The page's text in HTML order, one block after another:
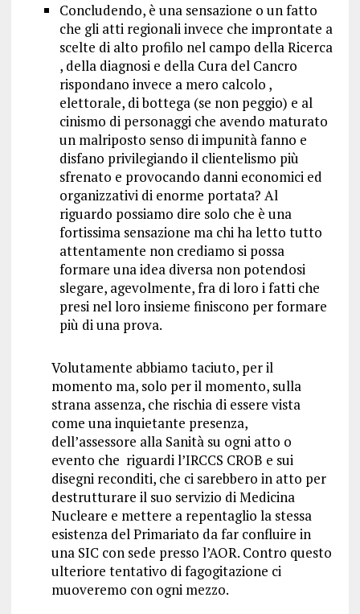
Concludendo, è una sensazione o un fatto
che gli atti regionali invece che improntate a
scelte di alto profilo nel campo della Ricerca
, della diagnosi e della Cura del Cancro
rispondano invece a mero calcolo ,
elettorale, di bottega (se non peggio) e al
cinismo di personaggi che avendo maturato
un malriposto senso di impunità fanno e
disfano privilegiando il clientelismo più
sfrenato e provocando danni economici ed
organizzativi di enorme portata? Al
riguardo possiamo dire solo che è una
fortissima sensazione ma chi ha letto tutto
attentamente non crediamo si possa
formare una idea diversa non potendosi
slegare, agevolmente, fra di loro i fatti che
presi nel loro insieme finiscono per formare
più di una prova.
Volutamente abbiamo taciuto, per il
momento ma, solo per il momento, sulla
strana assenza, che rischia di essere vista
come una inquietante presenza,
dell’assessore alla Sanità su ogni atto o
evento che riguardi l’IRCCS CROB e sui
disegni reconditi, che ci sarebbero in atto per
destrutturare il suo servizio di Medicina
Nucleare e mettere a repentaglio la stessa
esistenza del Primariato da far confluire in
una SIC con sede presso l’AOR. Contro questo
ulteriore tentativo di fagogitazione ci
muoveremo con ogni mezzo.